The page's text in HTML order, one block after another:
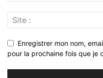
Enregistrer mon nom,
pour la prochaine fois que je